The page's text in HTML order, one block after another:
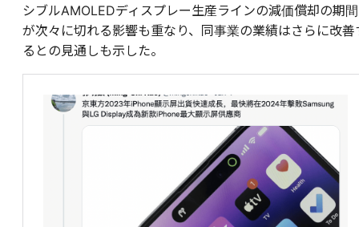
シブルAMOLEDディスプレー生産ラインの減価償却の期間
が次々に切れる影響も重なり、同事業の業績はさらに改善
るとの見通しも示した。